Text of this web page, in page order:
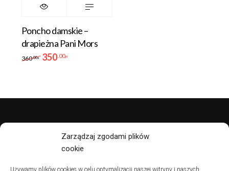
Zarządzaj zgodami plików
cookie
Używamy plików cookies w celu optymalizacji naszej witryny i naszych
Poncho damskie –
drapieżna Pani Mors
360.00zł 350 .00zł
polityka prywatności